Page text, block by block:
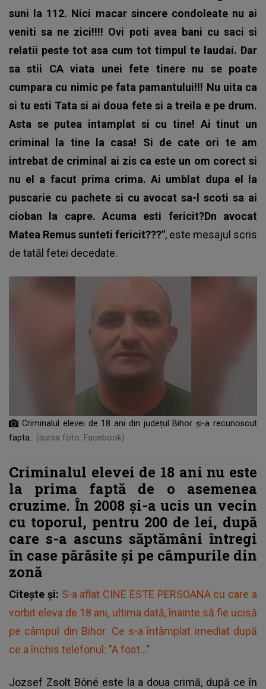
suni la 112. Nici macar sincere condoleate nu ai
veniti sa ne zici!!!! Ovi poti avea bani cu saci si
relatii peste tot asa cum tot timpul te laudai. Dar
sa stii CA viata unei fete tinere nu se poate
cumpara cu nimic pe fata pamantului!!! Nu uita ca
si tu esti Tata si ai doua fete si a treila e pe drum.
Asta se putea intamplat si cu tine! Ai tinut un
criminal la tine la casa! Si de cate ori te am
intrebat de criminal ai zis ca este un om corect si
nu el a facut prima crima. Ai umblat dupa el la
puscarie cu pachete si cu avocat sa-l scoti sa ai
cioban la capre. Acuma esti fericit?Dn avocat
Matea Remus sunteti fericit???", este mesajul scris
de tatăl fetei decedate.
Criminalul elevei de 18 ani din județul Bihor și-a recunoscut
fapta.
(sursa foto: Facebook)
Criminalul elevei de 18 ani nu este
la prima faptă de o asemenea
cruzime. În 2008 și-a ucis un vecin
cu toporul, pentru 200 de lei, după
care s-a ascuns săptămâni întregi
în case părăsite și pe câmpurile din
zonă
Citește și: S-a aflat CINE ESTE PERSOANA cu care a
vorbit eleva de 18 ani, ultima dată, înainte să fie ucisă
pe câmpul din Bihor. Ce s-a întâmplat imediat după
ce a închis telefonul: "A fost..."
Jozsef Zsolt Bóné este la a doua crimă, după ce în